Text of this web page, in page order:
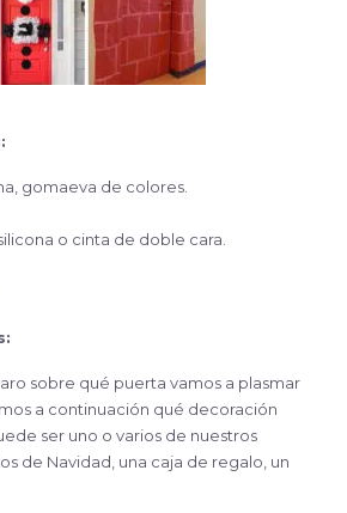
gomaeva de colores.
o cinta de doble cara.
sobre qué puerta vamos a plasmar
a continuación qué decoración
ser uno o varios de nuestros
de Navidad, una caja de regalo, un